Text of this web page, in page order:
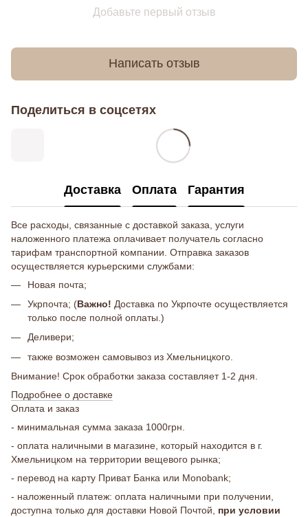
Добавьте первый отзыв
Написать отзыв
Поделиться в соцсетях
Доставка Оплата Гарантия
Все расходы, связанные с доставкой заказа, услуги
наложенного платежа оплачивает получатель согласно
тарифам транспортной компании. Отправка заказов
осуществляется курьерскими службами:
Новая почта;
Укрпочта; (Важно! Доставка по Укрпочте осуществляется
только после полной оплаты.)
Деливери;
также возможен самовывоз из Хмельницкого.
Внимание! Срок обработки заказа составляет 1-2 дня.
Подробнее о доставке
Оплата и заказ
- минимальная сумма заказа 1000грн.
- оплата наличными в магазине, который находится в г.
Хмельницком на территории вещевого рынка;
- перевод на карту Приват Банка или Monobank;
- наложенный платеж: оплата наличными при получении,
доступна только для доставки Новой Почтой, при условии